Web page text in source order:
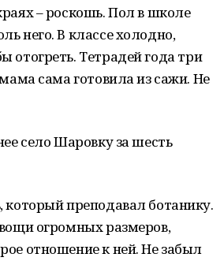
– роскошь. Пол в школе
него. В классе холодно,
отогреть. Тетрадей года три
сама готовила из сажи. Не
село Шаровку за шесть
который преподавал ботанику.
огромных размеров,
отношение к ней. Не забыл